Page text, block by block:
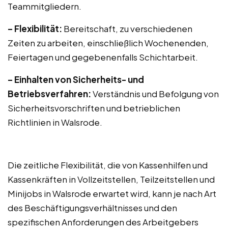
Teammitgliedern.
– Flexibilität: Bereitschaft, zu verschiedenen
Zeiten zu arbeiten, einschließlich Wochenenden,
Feiertagen und gegebenenfalls Schichtarbeit.
– Einhalten von Sicherheits- und
Betriebsverfahren:Verständnis und Befolgung von
Sicherheitsvorschriften und betrieblichen
Richtlinien in Walsrode.
Die zeitliche Flexibilität, die von Kassenhilfen und
Kassenkräften in Vollzeitstellen, Teilzeitstellen und
Minijobs in Walsrode erwartet wird, kann je nach Art
des Beschäftigungsverhältnisses und den
spezifischen Anforderungen des Arbeitgebers